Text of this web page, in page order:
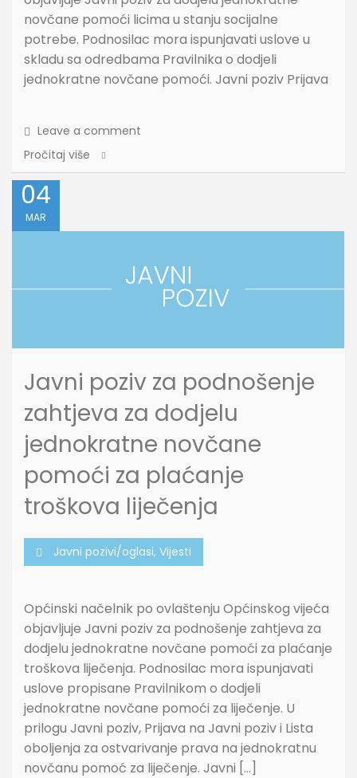
novčane pomoći licima u stanju socijalne
potrebe. Podnosilac mora ispunjavati uslove u
skladu sa odredbama Pravilnika o dodjeli
jednokratne novčane pomoći. Javni poziv Prijava
Leave a comment
Pročitaj više
04
MAR
Javni poziv za podnošenje
zahtjeva za dodjelu
jednokratne novčane
pomoći za plaćanje
troškova liječenja
Javni pozivi/oglasi, Vijesti
Općinski načelnik po ovlaštenju Općinskog vijeća
objavljuje Javni poziv za podnošenje zahtjeva za
dodjelu jednokratne novčane pomoći za plaćanje
troškova liječenja. Podnosilac mora ispunjavati
uslove propisane Pravilnikom o dodjeli
jednokratne novčane pomoći za liječenje. U
prilogu Javni poziv, Prijava na Javni poziv i Lista
oboljenja za ostvarivanje prava na jednokratnu
novčanu pomoć za liječenje. Javni […]